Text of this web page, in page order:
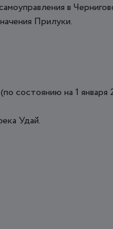
в
Прилуки.
состоянию на 1 января
Удай.